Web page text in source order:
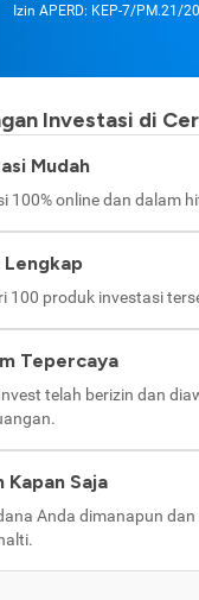
Izin APERD: KEP-7/PM.21/
Investasi di
Mudah
100% online dan dalam
100 produk investasi
Tepercaya
telah berizin dan
Kapan Saja
Anda dimanapun